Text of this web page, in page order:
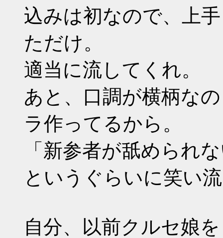
込みは初なので、上
ただけ。
適当に流してくれ。
あと、口調が横柄な
ラ作ってるから。
「新参者が舐められ
というぐらいに笑い
自分、以前クルセ娘